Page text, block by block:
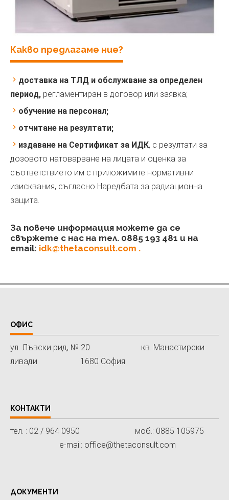
Какво предлагаме ние?
доставка на ТЛД и обслужване за определен
период, регламентиран в договор или заявка;
обучение на персонал;
отчитане на резултати;
издаване на Сертификат за ИДК, с резултати за
дозовото натоварване на лицата и оценка за
съответствието им с приложимите нормативни
изисквания, съгласно Наредбата за радиационна
защита.
За повече информация можете да се
свържете с нас на тел. 0885 193 481 и на
email: idk@thetaconsult.com .
ОФИС
ул. Лъвски рид, № 20 кв. Манастирски
ливади 1680 София
КОНТАКТИ
тел. : 02 / 964 0950 моб.: 0885 105975
e-mail: office@thetaconsult.com
ДОКУМЕНТИ